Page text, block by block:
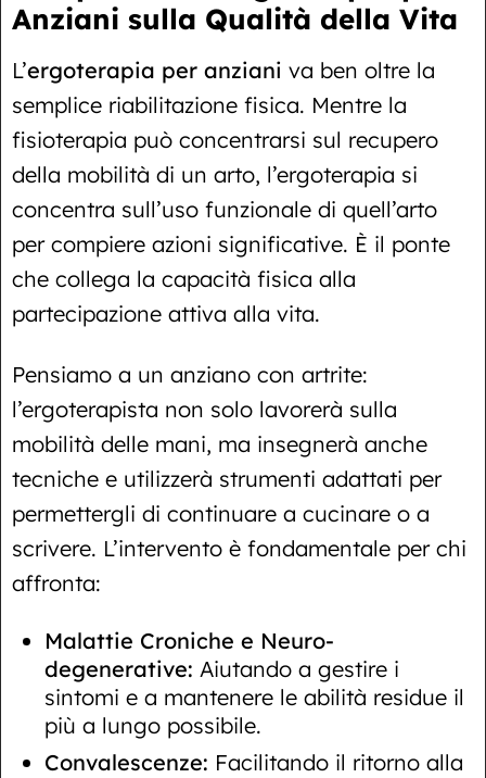
Anziani sulla Qualità della Vita
L’ergoterapia per anziani va ben oltre la
semplice riabilitazione fisica. Mentre la
fisioterapia può concentrarsi sul recupero
della mobilità di un arto, l’ergoterapia si
concentra sull’uso funzionale di quell’arto
per compiere azioni significative. È il ponte
che collega la capacità fisica alla
partecipazione attiva alla vita.
Pensiamo a un anziano con artrite:
l’ergoterapista non solo lavorerà sulla
mobilità delle mani, ma insegnerà anche
tecniche e utilizzerà strumenti adattati per
permettergli di continuare a cucinare o a
scrivere. L’intervento è fondamentale per chi
affronta:
Malattie Croniche e Neuro-
degenerative: Aiutando a gestire i
sintomi e a mantenere le abilità residue il
più a lungo possibile.
Convalescenze: Facilitando il ritorno alla